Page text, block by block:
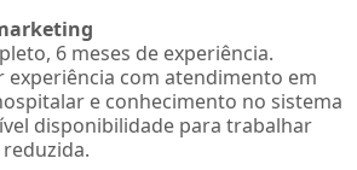
6 meses de experiência.
experiência com atendimento em
e conhecimento no sistema
disponibilidade para trabalhar